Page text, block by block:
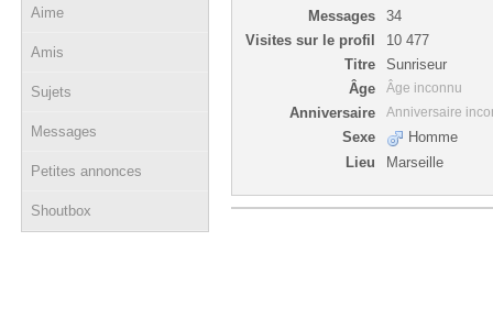
Aime
Amis
Sujets
Messages
Petites annonces
Shoutbox
Messages
34
Visites sur le profil
10 477
Titre
Sunriseur
Âge
Âge inconnu
Anniversaire Anniversaire
Sexe
Homme
Lieu
Marseille